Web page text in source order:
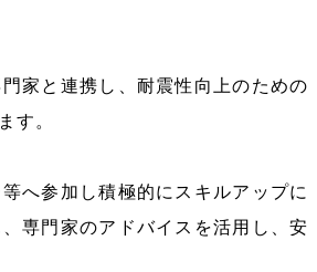
家と連携し、耐震性向上のための
す。
へ参加し積極的にスキルアップに
専門家のアドバイスを活用し、安